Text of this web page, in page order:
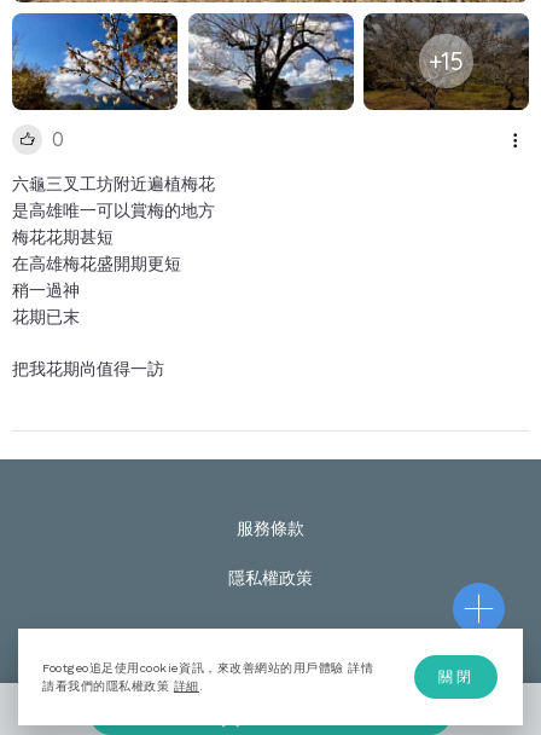
+15
0
六龜三叉工坊附近遍植梅花
是高雄唯一可以賞梅的地方
梅花花期甚短
在高雄梅花盛開期更短
稍一過神
花期已末
把我花期尚值得一訪
服務條款
隱私權政策
© Footgeo Copyright 2020
Footgeo追足使用cookie資訊，來改善網站的用戶體驗 詳情
請看我們的隱私權政策 詳細
關閉